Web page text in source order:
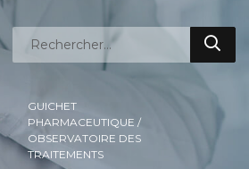
GUICHET
PHARMACEUTIQUE /
OBSERVATOIRE DES
TRAITEMENTS